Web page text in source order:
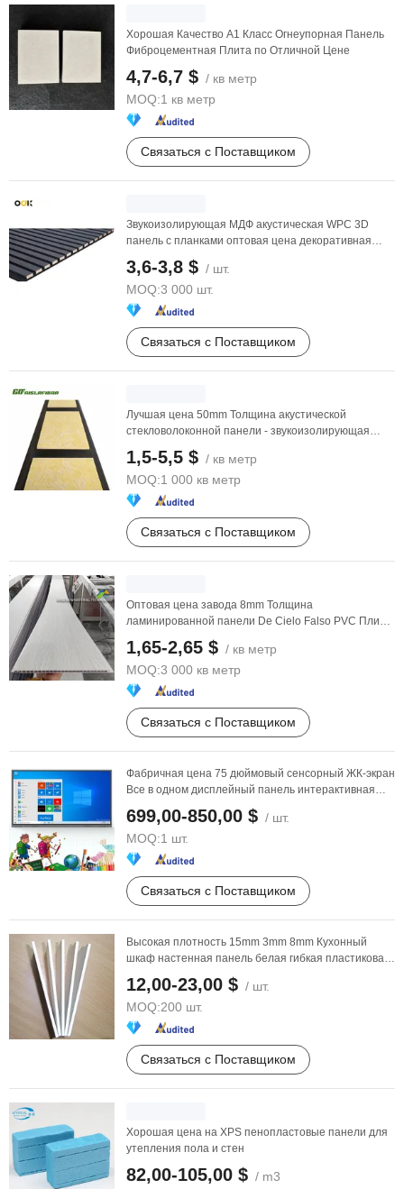
Хорошая Качество A1 Класс Огнеупорная Панель
Фиброцементная Плита по Отличной Цене
4,7-6,7 $ / кв метр
MOQ:1 кв метр
Связаться с Поставщиком
Звукоизолирующая МДФ акустическая WPC 3D
панель с планками оптовая цена декоративная
акустическая ...
3,6-3,8 $ / шт.
MOQ:3 000 шт.
Связаться с Поставщиком
Лучшая цена 50mm Толщина акустической
стекловолоконной панели - звукоизолирующая
плита для студий, ...
1,5-5,5 $ / кв метр
MOQ:1 000 кв метр
Связаться с Поставщиком
Оптовая цена завода 8mm Толщина
ламинированной панели De Cielo Falso PVC Плита
для подвесного ...
1,65-2,65 $ / кв метр
MOQ:3 000 кв метр
Связаться с Поставщиком
Фабричная цена 75 дюймовый сенсорный ЖК-экран
Все в одном дисплейный панель интерактивная
699,00-850,00 $ / шт.
MOQ:1 шт.
Связаться с Поставщиком
Высокая плотность 15mm 3mm 8mm Кухонный
шкаф настенная панель белая гибкая пластиковая
12,00-23,00 $ / шт.
MOQ:200 шт.
Связаться с Поставщиком
Хорошая цена на XPS пенопластовые панели для
утепления пола и стен
82,00-105,00 $ / m3